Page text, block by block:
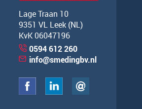
Lage Traan 10
9351 VL Leek (NL)
KvK 06047196
0594 612 260
info@smedingbv.nl